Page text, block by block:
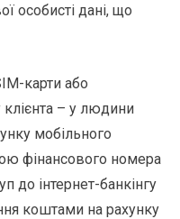
особисті дані, що
карти або
– у людини
мобільного
фінансового номера
до інтернет-банкінгу
коштами на рахунку